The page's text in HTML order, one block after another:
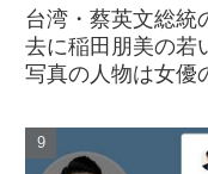
台湾・蔡英文総
去に稲田朋美の若
写真の人物は女優